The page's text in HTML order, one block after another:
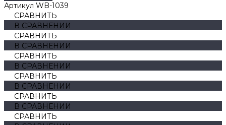
Артикул WB-1039
СРАВНИТЬ
В СРАВНЕНИИ
СРАВНИТЬ
В СРАВНЕНИИ
СРАВНИТЬ
В СРАВНЕНИИ
СРАВНИТЬ
В СРАВНЕНИИ
СРАВНИТЬ
В СРАВНЕНИИ
СРАВНИТЬ